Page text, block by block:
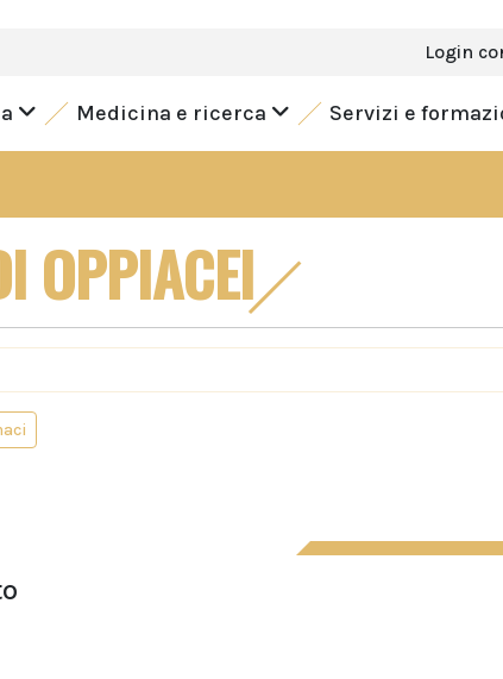
Login
Medicina e ricerca Servizi e
OPPIACEI